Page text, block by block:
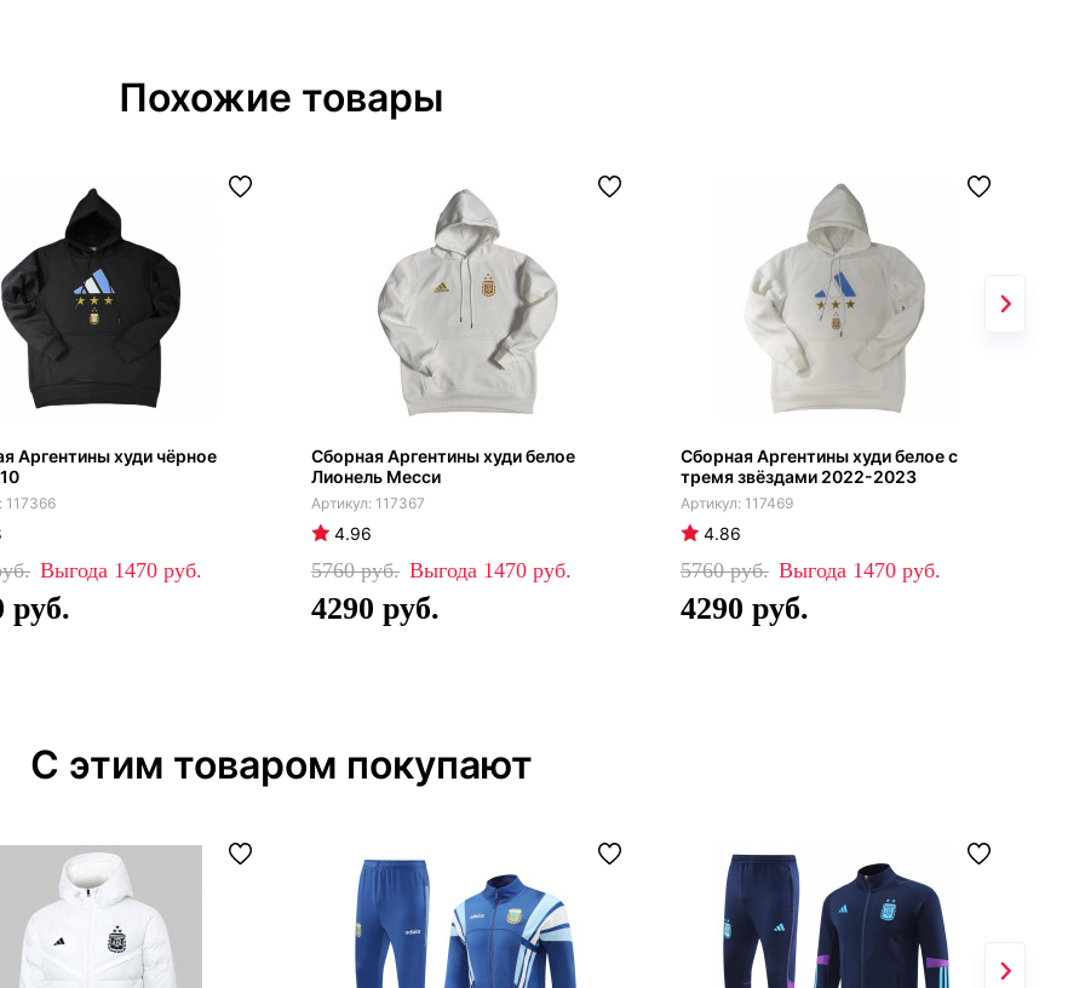
Похожие товары
Аргентины худи чёрное
117366
1470
Сборная Аргентины худи белое
Лионель Месси
117367
4.96
5760 1470
4290
Сборная Аргентины худи белое с
тремя звёздами 2022-2023
117469
4.86
5760 1470
4290
С этим товаром покупают